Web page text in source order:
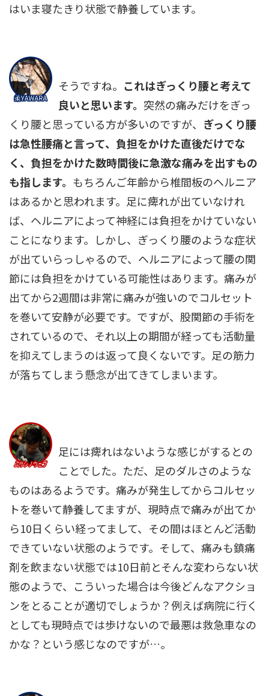
はいま寝たきり状態で静養しています。
そうですね。 これはぎっくり腰と考えて
良いと思います。 突然の痛みだけをぎっ
くり腰と思っている方が多いのですが、 ぎっくり腰
は急性腰痛と言って、負担をかけた直後だけでな
く、負担をかけた数時間後に急激な痛みを出すもの
も指します。 もちろんご年齢から椎間板のヘルニア
はあるかと思われます。足に痺れが出ていなけれ
ば、ヘルニアによって神経には負担をかけていない
ことになります。しかし、ぎっくり腰のような症状
が出ていらっしゃるので、ヘルニアによって腰の関
節には負担をかけている可能性はあります。痛みが
出てから2週間は非常に痛みが強いのでコルセット
を巻いて安静が必要です。ですが、股関節の手術を
されているので、それ以上の期間が経っても活動量
を抑えてしまうのは返って良くないです。足の筋力
が落ちてしまう懸念が出てきてしまいます。
足には痺れはないような感じがするとの
ことでした。ただ、足のダルさのような
ものはあるようです。痛みが発生してからコルセッ
トを巻いて静養してますが、現時点で痛みが出てか
ら10日くらい経ってまして、その間はほとんど活動
できていない状態のようです。そして、痛みも鎮痛
剤を飲まない状態では10日前とそんな変わらない状
態のようで、こういった場合は今後どんなアクショ
ンをとることが適切でしょうか？例えば病院に行く
としても現時点では歩けないので最悪は救急車なの
かな？という感じなのですが…。